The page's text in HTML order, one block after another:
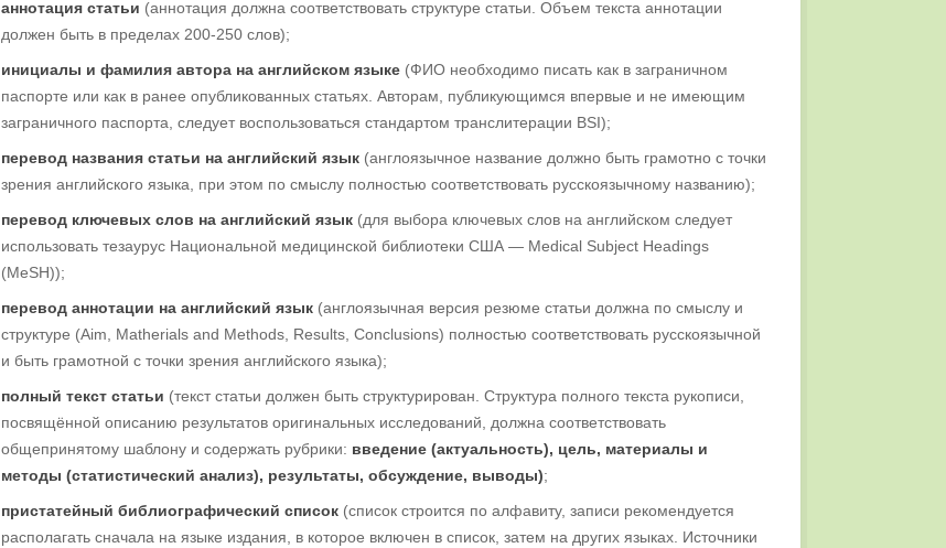
аннотация статьи (аннотация должна соответствовать структуре статьи. Объем текста аннотации
должен быть в пределах 200-250 слов);
инициалы и фамилия автора на английском языке (ФИО необходимо писать как в заграничном
паспорте или как в ранее опубликованных статьях. Авторам, публикующимся впервые и не имеющим
заграничного паспорта, следует воспользоваться стандартом транслитерации BSI);
перевод названия статьи на английский язык (англоязычное название должно быть грамотно с точки
зрения английского языка, при этом по смыслу полностью соответствовать русскоязычному названию);
перевод ключевых слов на английский язык (для выбора ключевых слов на английском следует
использовать тезаурус Национальной медицинской библиотеки США — Medical Subject Headings
(MeSH));
перевод аннотации на английский язык (англоязычная версия резюме статьи должна по смыслу и
структуре (Aim, Matherials and Methods, Results, Conclusions) полностью соответствовать русскоязычной
и быть грамотной с точки зрения английского языка);
полный текст статьи (текст статьи должен быть структурирован. Структура полного текста рукописи,
посвящённой описанию результатов оригинальных исследований, должна соответствовать
общепринятому шаблону и содержать рубрики: введение (актуальность), цель, материалы и
методы (статистический анализ), результаты, обсуждение, выводы);
пристатейный библиографический список (список строится по алфавиту, записи рекомендуется
располагать сначала на языке издания, в которое включен в список, затем на других языках. Источники